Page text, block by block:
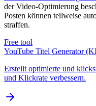
der Video-Optimierung
Posten können teilweise
straffen.
Free tool
YouTube Titel Generator
Erstellt optimierte und
und Klickrate verbessern.